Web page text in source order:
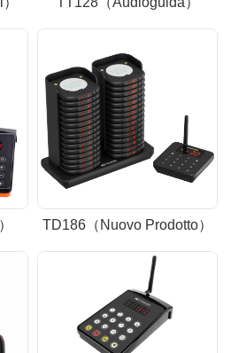
TD186（Nuovo Prodotto）